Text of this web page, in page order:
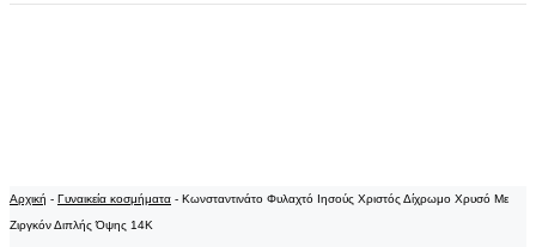
Αρχική - Γυναικεία κοσμήματα - Κωνσταντινάτο Φυλαχτό Ιησούς Χριστός Δίχρωμο Χρυσό Με
Ζιργκόν Διπλής Όψης 14K